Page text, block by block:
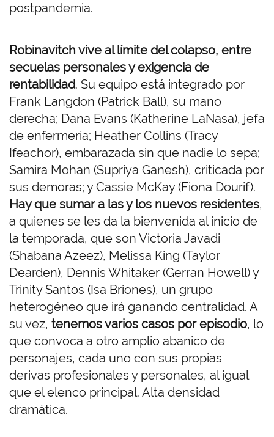
postpandemia.
Robinavitch vive al límite del colapso, entre
secuelas personales y exigencia de
rentabilidad. Su equipo está integrado por
Frank Langdon (Patrick Ball), su mano
derecha; Dana Evans (Katherine LaNasa), jefa
de enfermería; Heather Collins (Tracy
Ifeachor), embarazada sin que nadie lo sepa;
Samira Mohan (Supriya Ganesh), criticada por
sus demoras; y Cassie McKay (Fiona Dourif).
Hay que sumar a las y los nuevos residentes,
a quienes se les da la bienvenida al inicio de
la temporada, que son Victoria Javadi
(Shabana Azeez), Melissa King (Taylor
Dearden), Dennis Whitaker (Gerran Howell) y
Trinity Santos (Isa Briones), un grupo
heterogéneo que irá ganando centralidad. A
su vez, tenemos varios casos por episodio, lo
que convoca a otro amplio abanico de
personajes, cada uno con sus propias
derivas profesionales y personales, al igual
que el elenco principal. Alta densidad
dramática.